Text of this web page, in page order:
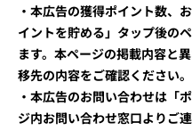
・本広告の獲得ポイント数、
イントを貯める」タップ後の
ます。本ページの掲載内容と
移先の内容をご確認ください。
・本広告のお問い合わせは「
ジ内お問い合わせ窓口よりご